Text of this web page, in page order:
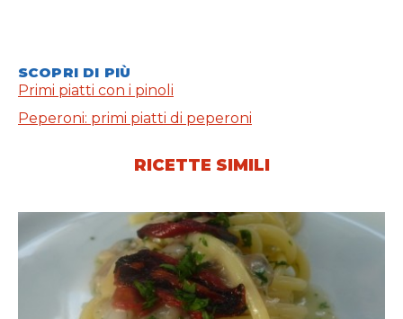
SCOPRI DI PIÙ
Primi piatti con i pinoli
Peperoni: primi piatti di peperoni
RICETTE SIMILI